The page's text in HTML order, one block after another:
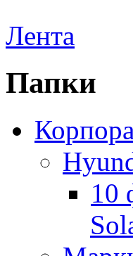
Лента
Папки
10